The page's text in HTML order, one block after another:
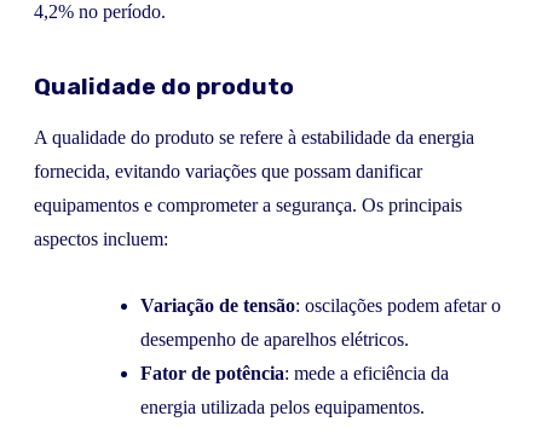
4,2% no período.
Qualidade do produto
A qualidade do produto se refere à estabilidade da energia
fornecida, evitando variações que possam danificar
equipamentos e comprometer a segurança. Os principais
aspectos incluem:
Variação de tensão: oscilações podem afetar o
desempenho de aparelhos elétricos.
Fator de potência: mede a eficiência da
energia utilizada pelos equipamentos.